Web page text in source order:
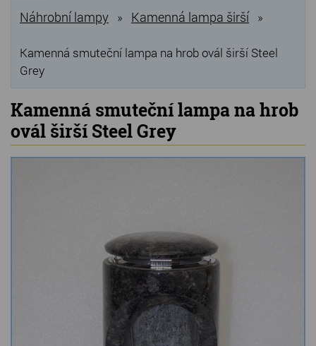
VÝPRODEJ
Produkty
Grilovací, pečící kameny
Lávové grilovací kameny
Kamenné truhlíky
Zvířecí náhrobky a pomníčky
Kamenné stoly, konferenční stolky
Barevné kamenné drti
Štípané kamenné obklady
Náhrobní lampy » Kamenná lampa širší »
Kamenná smuteční lampa na hrob ovál širší Steel
Grey
Kamenná smuteční lampa na hrob
ovál širší Steel Grey